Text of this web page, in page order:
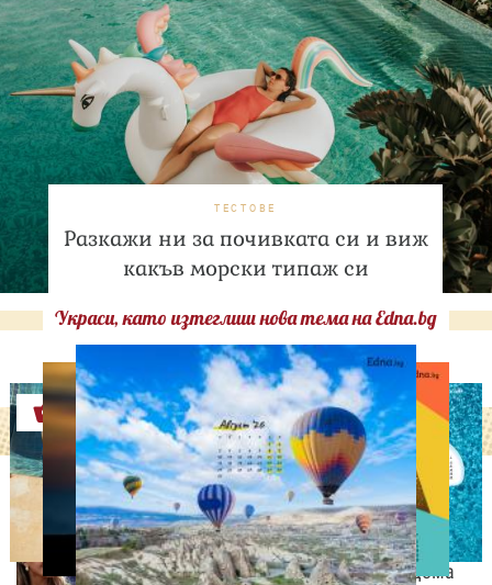
ТЕСТОВЕ
Разкажи ни за почивката си и виж
какъв морски типаж си
Украси, като изтеглиш нова тема на Edna.bg
Оферти
СВОБОДНО ВРЕМЕ
Дженифър Лопес събира
спомени с близнаците си
преди да напуснат дома